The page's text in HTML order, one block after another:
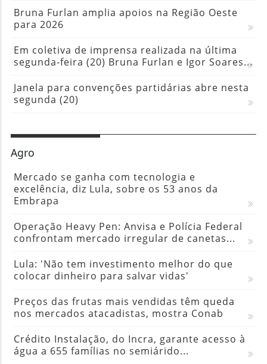
Bruna Furlan amplia apoios na Região Oeste
para 2026
Em coletiva de imprensa realizada na última
segunda-feira (20) Bruna Furlan e Igor Soares...
Janela para convenções partidárias abre nesta
segunda (20)
Agro
Mercado se ganha com tecnologia e
excelência, diz Lula, sobre os 53 anos da
Embrapa
Operação Heavy Pen: Anvisa e Polícia Federal
confrontam mercado irregular de canetas...
Lula: 'Não tem investimento melhor do que
colocar dinheiro para salvar vidas'
Preços das frutas mais vendidas têm queda
nos mercados atacadistas, mostra Conab
Crédito Instalação, do Incra, garante acesso à
água a 655 famílias no semiárido...